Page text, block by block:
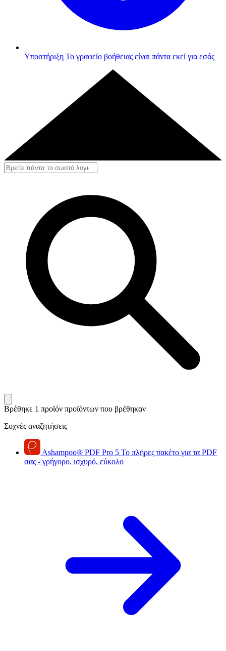
Υποστήριξη Το γραφείο βοήθειας είναι πάντα εκεί για εσάς
Βρέθηκε 1 προϊόν προϊόντων που βρέθηκαν
Συχνές αναζητήσεις
Ashampoo® PDF Pro 5 Το πλήρες πακέτο για τα PDF
σας - γρήγορο, ισχυρό, εύκολο